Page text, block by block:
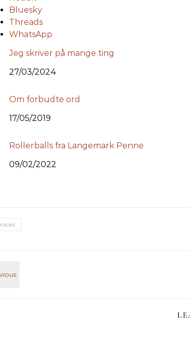
Bluesky
Threads
WhatsApp
Jeg skriver på mange ting
Date
27/03/2024
Om forbudte ord
Date
17/05/2019
Rollerballs fra Langemark Penne
Date
09/02/2022